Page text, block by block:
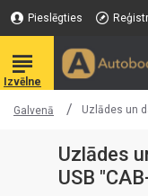
Pieslēgties
Galvenā Uzlādes un
Uzlādes
USB